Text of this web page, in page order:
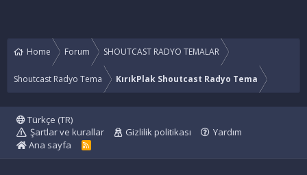
Home Forum SHOUTCAST RADYO TEMALAR
Shoutcast Radyo Tema KırıkPlak Shoutcast Radyo Tema
Türkçe (TR)
Şartlar ve kurallar
Gizlilik politikası
Yardım
Ana sayfa
R